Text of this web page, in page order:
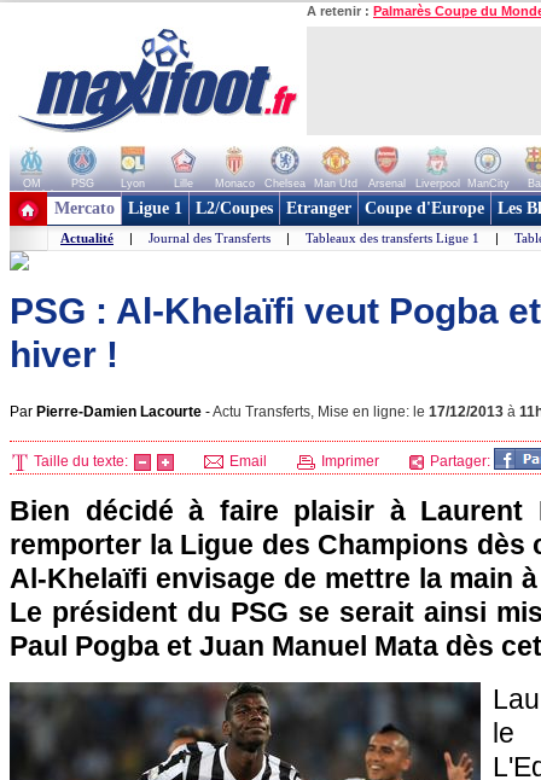
A retenir : Palmarès Coupe du
OM PSG Lyon Lille Monaco Chelsea Man Utd Arsenal Liverpool ManCity
+ de clubs
Mercato Ligue 1 L2/Coupes Etranger Coupe d'Europe Les
Actualité | Journal des Transferts | Tableaux des transferts Ligue 1 |
PSG : Al-Khelaïfi veut Pogba
hiver !
Par Pierre-Damien Lacourte -Actu Transferts, Mise en ligne: le 17/12/2013 à
Taille du texte: Email Imprimer Partager:
Bien décidé à faire plaisir à Laurent
remporter la Ligue des Champions dès
Al-Khelaïfi envisage de mettre la main
Le président du PSG se serait ainsi
Paul Pogba et Juan Manuel Mata dès
le